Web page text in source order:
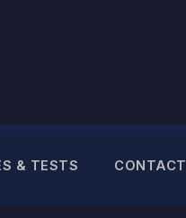
& TESTS CONTACT